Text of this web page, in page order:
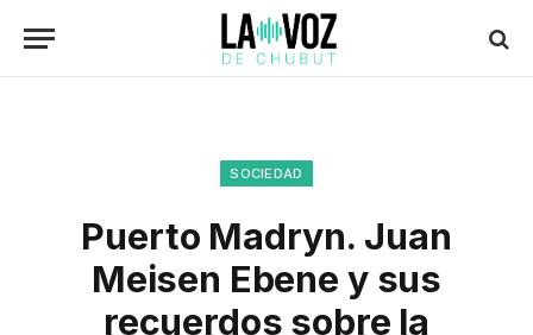
SOCIEDAD
Puerto Madryn. Juan
Meisen Ebene y sus
recuerdos sobre la